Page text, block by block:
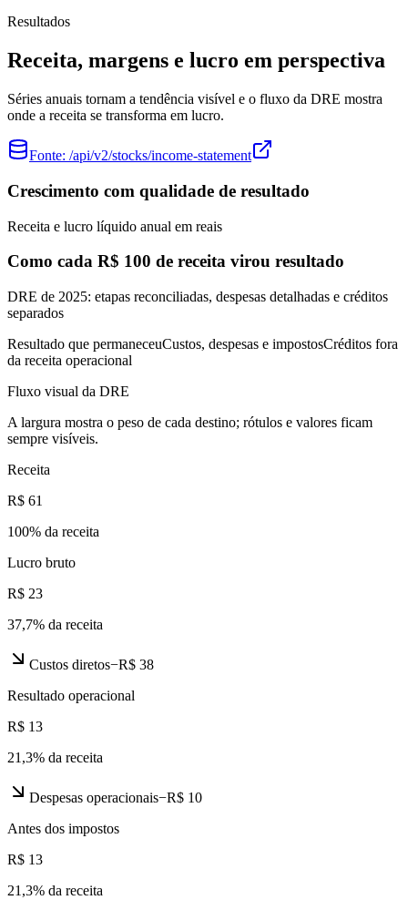
Resultados
Receita, margens e lucro em perspectiva
Séries anuais tornam a tendência visível e o fluxo da DRE mostra
onde a receita se transforma em lucro.
Fonte: /api/v2/stocks/income-statement
Crescimento com qualidade de resultado
Receita e lucro líquido anual em reais
Como cada R$ 100 de receita virou resultado
DRE de 2025: etapas reconciliadas, despesas detalhadas e créditos
separados
Resultado que permaneceuCustos, despesas e impostosCréditos fora
da receita operacional
Fluxo visual da DRE
A largura mostra o peso de cada destino; rótulos e valores ficam
sempre visíveis.
Receita
R$ 61
100% da receita
Lucro bruto
R$ 23
37,7% da receita
Custos diretos−R$ 38
Resultado operacional
R$ 13
21,3% da receita
Despesas operacionais−R$ 10
Antes dos impostos
R$ 13
21,3% da receita